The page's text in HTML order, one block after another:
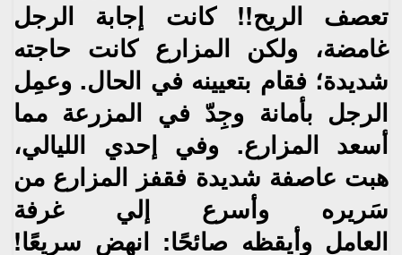
تعصف الريح‮!! ‬كانت إجابة الرجل‮
‬غامضة،‮ ‬ولكن المزارع كانت حاجته
شديدة؛ فقام بتعيينه في الحال‮. ‬وعمِل
الرجل بأمانة وجِدّ‮ ‬في المزرعة مما
أسعد المزارع‮. ‬وفي إحدي الليالي،‮
‬هبت عاصفة شديدة فقفز المزارع من
سَريره وأسرع إلي‮ ‬غرفة
العامل وأيقظه صائحًا‮: ‬انهض سريعًا‮!